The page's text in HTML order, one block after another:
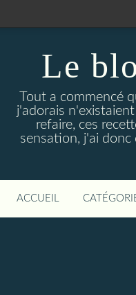
Le
Tout a commencé
j'adorais
refaire, ces
sensation, j'ai donc
ACCUEIL